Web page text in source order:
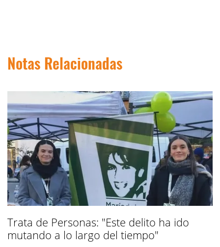
Notas Relacionadas
Trata de Personas: "Este delito ha ido
mutando a lo largo del tiempo"